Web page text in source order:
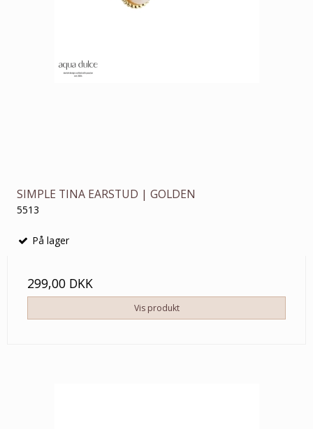
SIMPLE TINA EARSTUD | GOLDEN
5513
På lager
299,00 DKK
Vis produkt